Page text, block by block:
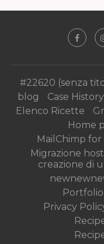
#22620 (senza
blog
Case History
Elenco Ricette
Home
MailChimp
Migrazione
creazione di
Privacy